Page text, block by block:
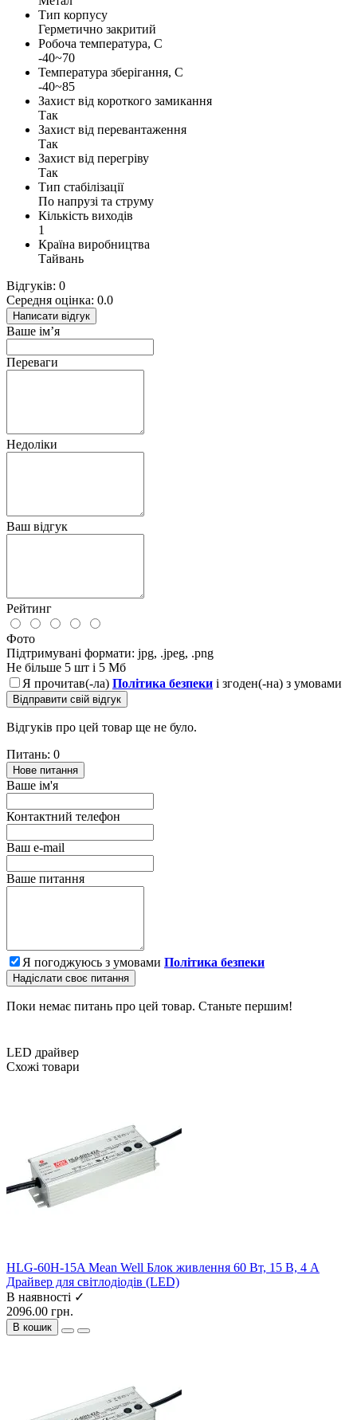
Тип корпусу
Герметично закритий
Робоча температура, С
-40~70
Температура зберігання, С
-40~85
Захист від короткого замикання
Так
Захист від перевантаження
Так
Захист від перегріву
Так
Тип стабілізації
По напрузі та струму
Кількість виходів
1
Країна виробництва
Тайвань
Відгуків: 0
Середня оцінка: 0.0
Написати відгук
Ваше ім’я
Переваги
Недоліки
Ваш відгук
Рейтинг
Фото
Підтримувані формати: jpg, .jpeg, .png
Не більше 5 шт і 5 Мб
Я прочитав(-ла) Політика безпеки і згоден(-на) з умовами
Відправити свій відгук
Відгуків про цей товар ще не було.
Питань: 0
Нове питання
Ваше ім'я
Контактний телефон
Ваш e-mail
Ваше питання
Я погоджуюсь з умовами Політика безпеки
Надіслати своє питання
Поки немає питань про цей товар. Станьте першим!
LED драйвер
Схожі товари
HLG-60H-15A Mean Well Блок живлення 60 Вт, 15 В, 4 А
Драйвер для світлодіодів (LED)
В наявності ✓
2096.00 грн.
В кошик